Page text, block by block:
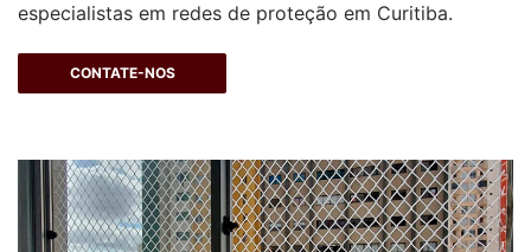
especialistas em redes de proteção em Curitiba.
CONTATE-NOS